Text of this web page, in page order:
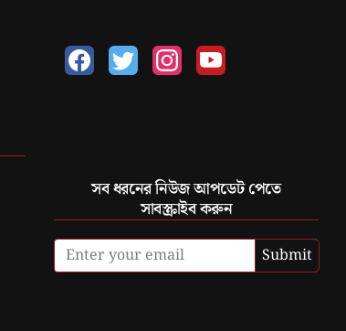
সব ধরনের নিউজ আপডেট পেতে
সাবস্ক্রাইব করুন
Submit